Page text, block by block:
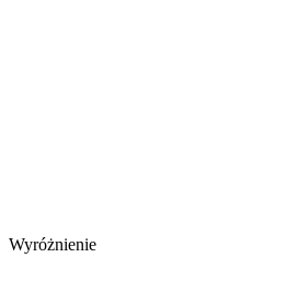
Wyróżnienie